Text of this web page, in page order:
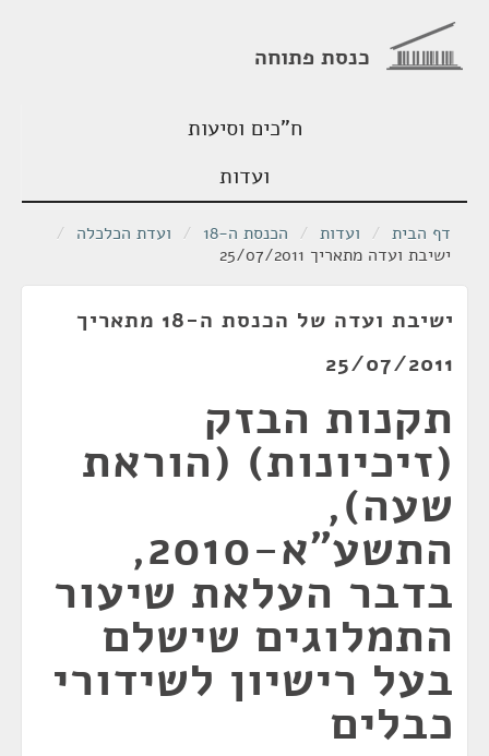
כנסת פתוחה
ח"כים וסיעות
ועדות
דף הבית / ועדות / הכנסת ה-18 / ועדת הכלכלה /
ישיבת ועדה מתאריך 25/07/2011
ישיבת ועדה של הכנסת ה-18 מתאריך
25/07/2011
תקנות הבזק
(זיכיונות) (הוראת
שעה),
התשע"א-2010,
בדבר העלאת שיעור
התמלוגים שישלם
בעל רישיון לשידורי
כבלים